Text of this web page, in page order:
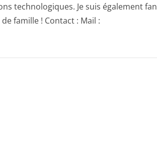
technologiques. Je suis également fan
famille ! Contact : Mail :